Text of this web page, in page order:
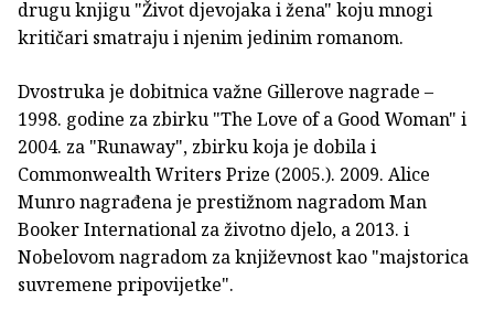
drugu knjigu "Život djevojaka i žena" koju mnogi
kritičari smatraju i njenim jedinim romanom.
Dvostruka je dobitnica važne Gillerove nagrade –
1998. godine za zbirku "The Love of a Good Woman" i
2004. za "Runaway", zbirku koja je dobila i
Commonwealth Writers Prize (2005.). 2009. Alice
Munro nagrađena je prestižnom nagradom Man
Booker International za životno djelo, a 2013. i
Nobelovom nagradom za književnost kao "majstorica
suvremene pripovijetke".